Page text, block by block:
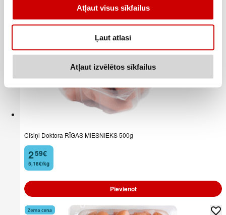
Atļaut visus sīkfailus
Ļaut atlasi
Atļaut izvēlētos sīkfailus
Cīsiņi Doktora RĪGAS MIESNIEKS 500g
2
. 59€
5,18€/kg
Pievienot